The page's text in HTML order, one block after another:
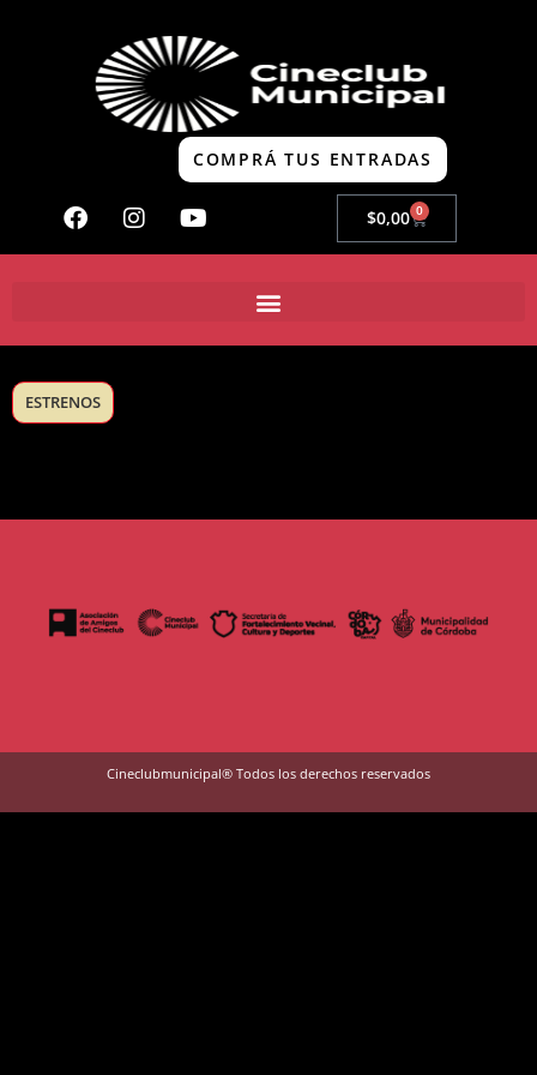
COMPRÁ TUS ENTRADAS
$0,00 0
ESTRENOS
Cineclubmunicipal® Todos los derechos reservados